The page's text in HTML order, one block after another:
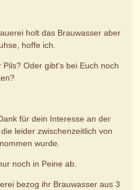
holt das Brauwasser aber
hoffe ich.
Pils? Oder gibt's bei Euch noch
für dein Interesse an der
leider zwischenzeitlich von
wurde.
noch in Peine ab.
bezog ihr Brauwasser aus 3